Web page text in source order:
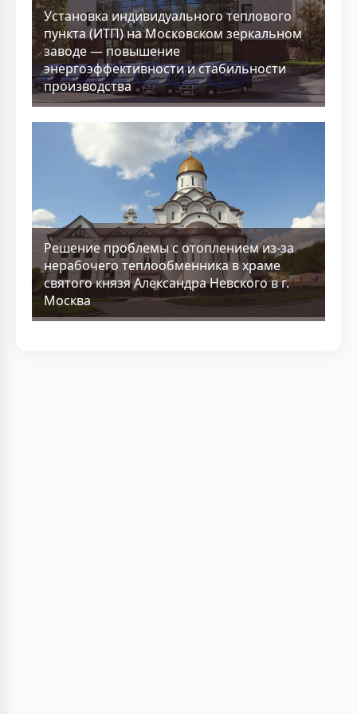
Установка индивидуального теплового
пункта (ИТП) на Московском зеркальном
заводе — повышение
энергоэффективности и стабильности
производства
Решение проблемы с отоплением из-за
нерабочего теплообменника в храме
святого князя Александра Невского в г.
Москва